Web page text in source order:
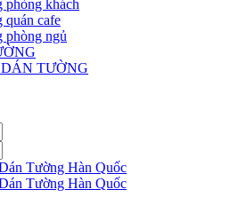
phòng khách
quán cafe
phòng ngủ
TƯỜNG